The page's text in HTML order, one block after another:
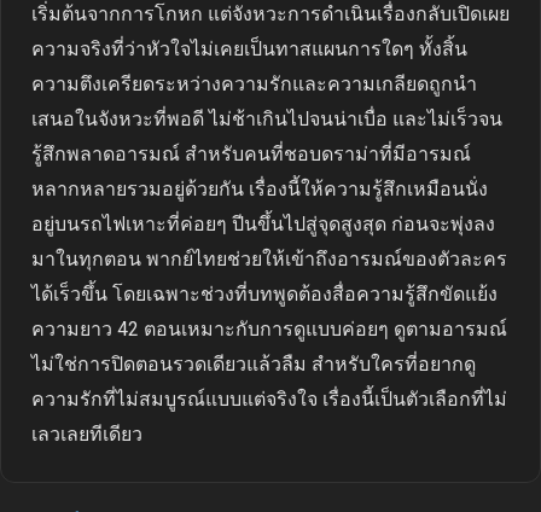
เริ่มต้นจากการโกหก แต่จังหวะการดำเนินเรื่องกลับเปิดเผย
ความจริงที่ว่าหัวใจไม่เคยเป็นทาสแผนการใดๆ ทั้งสิ้น
ความตึงเครียดระหว่างความรักและความเกลียดถูกนำ
เสนอในจังหวะที่พอดี ไม่ช้าเกินไปจนน่าเบื่อ และไม่เร็วจน
รู้สึกพลาดอารมณ์ สำหรับคนที่ชอบดราม่าที่มีอารมณ์
หลากหลายรวมอยู่ด้วยกัน เรื่องนี้ให้ความรู้สึกเหมือนนั่ง
อยู่บนรถไฟเหาะที่ค่อยๆ ปีนขึ้นไปสู่จุดสูงสุด ก่อนจะพุ่งลง
มาในทุกตอน พากย์ไทยช่วยให้เข้าถึงอารมณ์ของตัวละคร
ได้เร็วขึ้น โดยเฉพาะช่วงที่บทพูดต้องสื่อความรู้สึกขัดแย้ง
ความยาว 42 ตอนเหมาะกับการดูแบบค่อยๆ ดูตามอารมณ์
ไม่ใช่การปิดตอนรวดเดียวแล้วลืม สำหรับใครที่อยากดู
ความรักที่ไม่สมบูรณ์แบบแต่จริงใจ เรื่องนี้เป็นตัวเลือกที่ไม่
เลวเลยทีเดียว